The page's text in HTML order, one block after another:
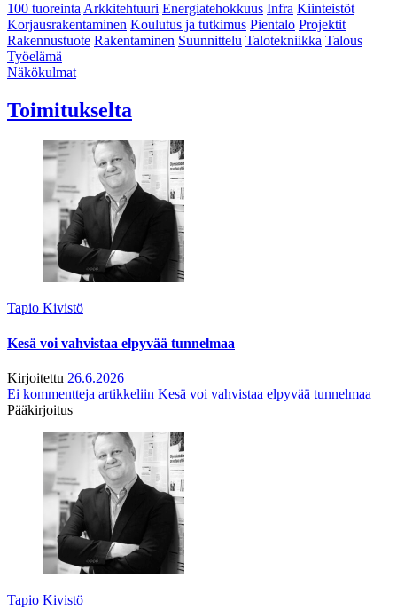
100 tuoreintaArkkitehtuuri Energiatehokkuus Infra Kiinteistöt
Korjausrakentaminen Koulutus ja tutkimus Pientalo Projektit
Rakennustuote Rakentaminen Suunnittelu Talotekniikka Talous
Työelämä
Näkökulmat
Toimitukselta
Tapio Kivistö
Kesä voi vahvistaa elpyvää tunnelmaa
Kirjoitettu 26.6.2026
Ei kommentteja artikkeliin Kesä voi vahvistaa elpyvää tunnelmaa
Pääkirjoitus
Tapio Kivistö